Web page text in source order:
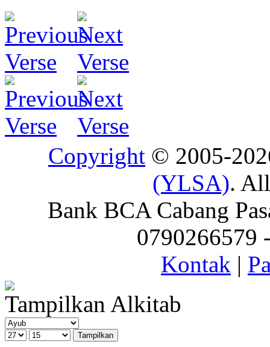
Copyright © 2005-
(YLSA).
Bank BCA Cabang
0790266579
Kontak |
Tampilkan Alkitab